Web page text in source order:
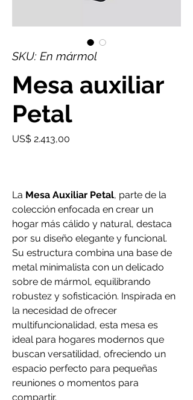
SKU: En mármol
Mesa auxiliar
Petal
US$ 2.413,00
La Mesa Auxiliar Petal, parte de la
colección enfocada en crear un
hogar más cálido y natural, destaca
por su diseño elegante y funcional.
Su estructura combina una base de
metal minimalista con un delicado
sobre de mármol, equilibrando
robustez y sofisticación. Inspirada en
la necesidad de ofrecer
multifuncionalidad, esta mesa es
ideal para hogares modernos que
buscan versatilidad, ofreciendo un
espacio perfecto para pequeñas
reuniones o momentos para
compartir.